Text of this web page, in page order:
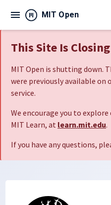
menu MIT Open
This Site Is Closing
MIT Open is shutting down.
were previously available on
service.
We encourage you to
MIT Learn, at learn.mit.edu.
If you have any questions,